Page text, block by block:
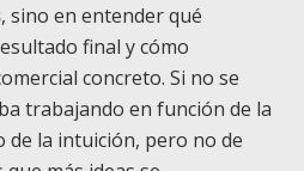
, sino en entender qué
final y cómo
concreto. Si no se
trabajando en función de la
de la intuición, pero no de